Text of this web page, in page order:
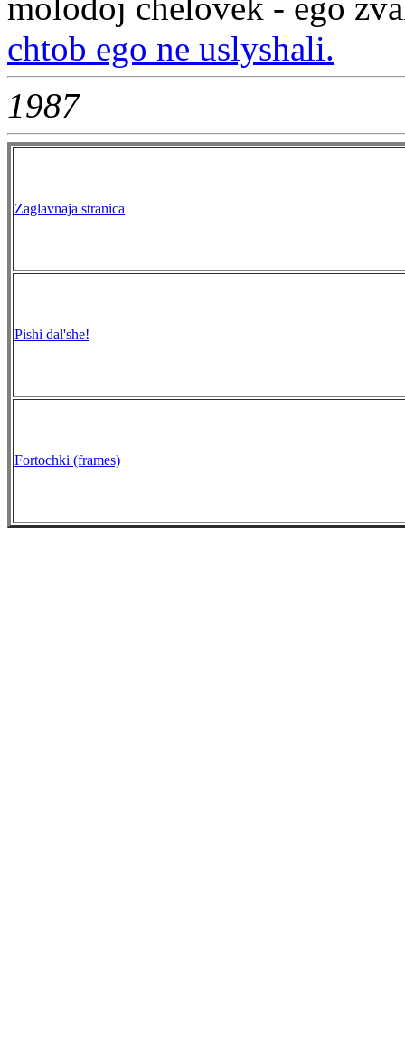
chtob ego ne uslyshali.
1987
Zaglavnaja stranica
Pishi dal'she!
Fortochki (frames)